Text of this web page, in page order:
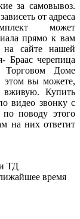
за самовывоз.
от адреса
может
прямо к вам
на сайте нашей
Браас черепица
Доме
этом вы можете,
Купить
видео звонку с
поводу этого
на них ответит
ТД
время